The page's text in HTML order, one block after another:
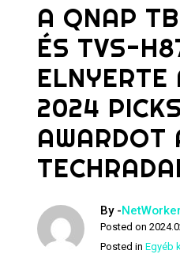
A QNAP
ÉS TVS-
ELNYERTE
2024 PICKS
AWARDOT
By -NetWorker
Posted on
Posted inEgyéb